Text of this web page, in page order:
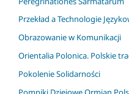
Przekład a Technologie
Obrazowanie w Komunikacji
Orientalia Polonica. Polskie
Pokolenie Solidarności